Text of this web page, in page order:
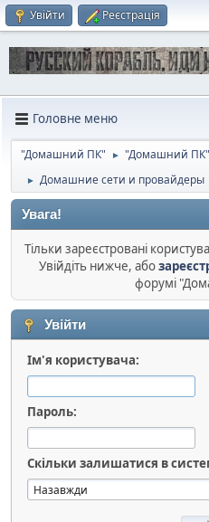
Увійти Реєстрація
Головне меню
"Домашний ПК" ► "Домашний ПК"
► Домашние сети и провайдеры
Увага!
Тільки зареєстровані
Увійдіть нижче, або
форумі
Увійти
Ім'я користувача:
Пароль:
Скільки залишатися в